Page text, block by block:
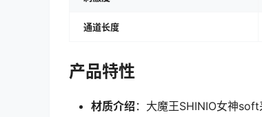
通道长度
产品特性
材质介绍 ：大魔王SHINIO女神